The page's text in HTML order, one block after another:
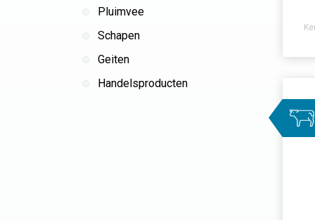
Pluimvee
Schapen
Geiten
Handelsproducten